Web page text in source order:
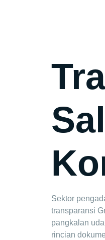
Sektor
transparansi
pangkalan
rincian